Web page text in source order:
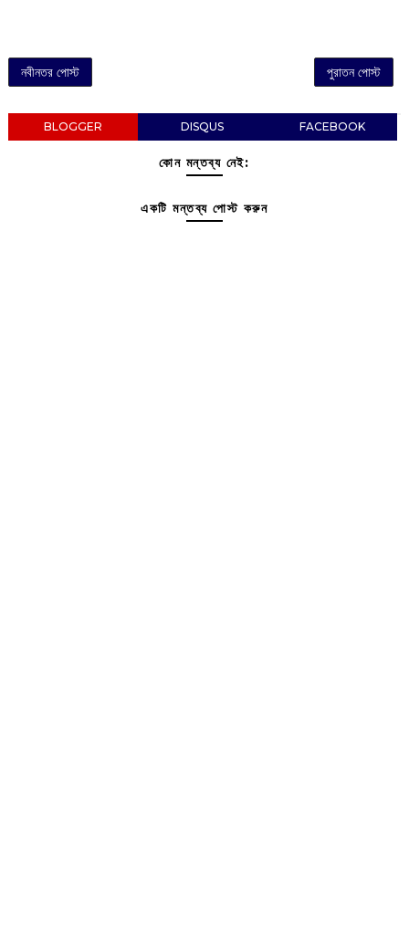
নবীনতর পোস্ট পুরাতন পোস্ট
BLOGGER DISQUS FACEBOOK
কোন মন্তব্য নেই:
একটি মন্তব্য পোস্ট করুন